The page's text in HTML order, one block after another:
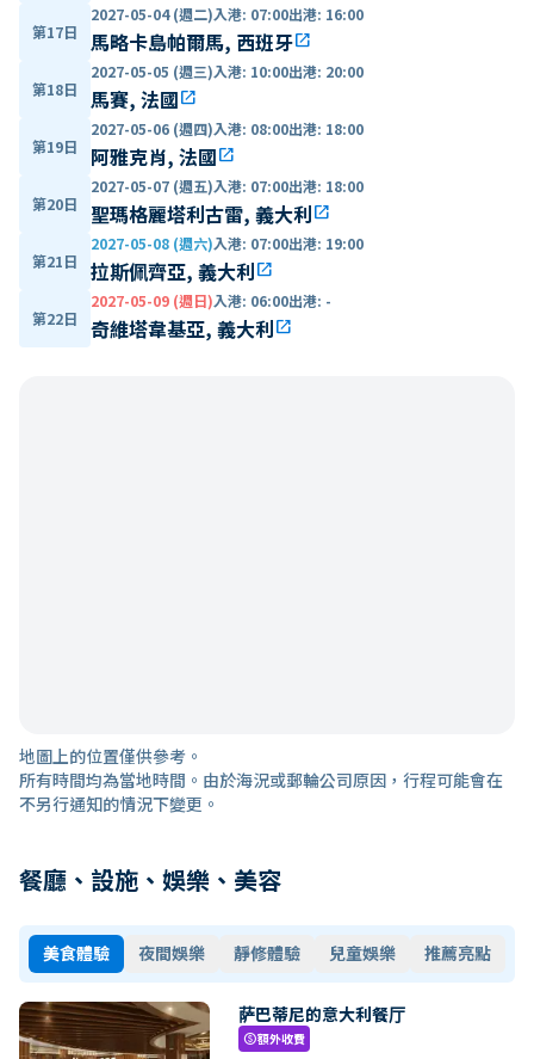
第17日
2027-05-04 (週二)入港: 07:00出港: 16:00
馬略卡島帕爾馬, 西班牙open_in_new
第18日
2027-05-05 (週三)入港: 10:00出港: 20:00
馬賽, 法國open_in_new
第19日
2027-05-06 (週四)入港: 08:00出港: 18:00
阿雅克肖, 法國open_in_new
第20日
2027-05-07 (週五)入港: 07:00出港: 18:00
聖瑪格麗塔利古雷, 義大利open_in_new
第21日
2027-05-08 (週六)入港: 07:00出港: 19:00
拉斯佩齊亞, 義大利open_in_new
第22日
2027-05-09 (週日)入港: 06:00出港: -
奇維塔韋基亞, 義大利open_in_new
地圖上的位置僅供參考。
所有時間均為當地時間。由於海況或郵輪公司原因，行程可能會在
不另行通知的情況下變更。
餐廳、設施、娛樂、美容
美食體驗 夜間娛樂 靜修體驗 兒童娛樂 推薦亮點
萨巴蒂尼的意大利餐厅
paid額外收費